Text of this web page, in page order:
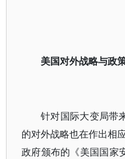
美国对外战略与政
针对国际大变局带
的对外战略也在作出相
政府颁布的《美国国家